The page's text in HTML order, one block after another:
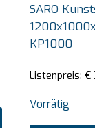
SARO
KP1000
Listenpreis: €
Vorrätig